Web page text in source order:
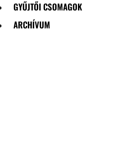
GYŰJTŐI CSOMAGOK
ARCHÍVUM